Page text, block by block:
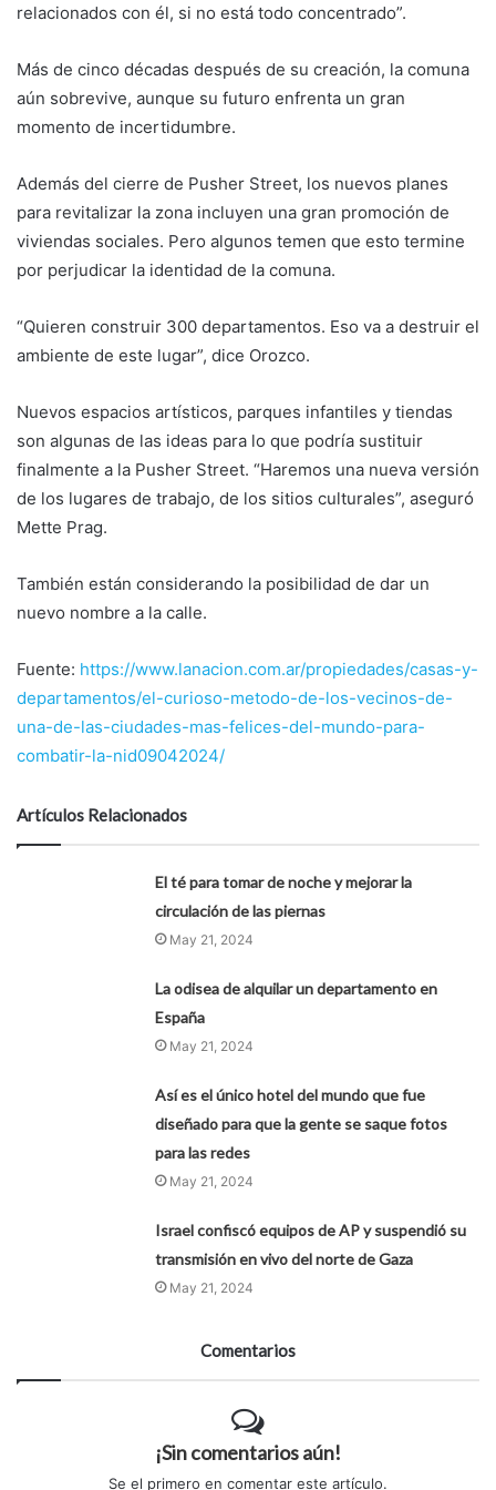
relacionados con él, si no está todo concentrado”.
Más de cinco décadas después de su creación, la comuna
aún sobrevive, aunque su futuro enfrenta un gran
momento de incertidumbre.
Además del cierre de Pusher Street, los nuevos planes
para revitalizar la zona incluyen una gran promoción de
viviendas sociales. Pero algunos temen que esto termine
por perjudicar la identidad de la comuna.
“Quieren construir 300 departamentos. Eso va a destruir el
ambiente de este lugar”, dice Orozco.
Nuevos espacios artísticos, parques infantiles y tiendas
son algunas de las ideas para lo que podría sustituir
finalmente a la Pusher Street. “Haremos una nueva versión
de los lugares de trabajo, de los sitios culturales”, aseguró
Mette Prag.
También están considerando la posibilidad de dar un
nuevo nombre a la calle.
Fuente: https://www.lanacion.com.ar/propiedades/casas-y-
departamentos/el-curioso-metodo-de-los-vecinos-de-
una-de-las-ciudades-mas-felices-del-mundo-para-
combatir-la-nid09042024/
Artículos Relacionados
El té para tomar de noche y mejorar la
circulación de las piernas
May 21, 2024
La odisea de alquilar un departamento en
España
May 21, 2024
Así es el único hotel del mundo que fue
diseñado para que la gente se saque fotos
para las redes
May 21, 2024
Israel confiscó equipos de AP y suspendió su
transmisión en vivo del norte de Gaza
May 21, 2024
Comentarios
¡Sin comentarios aún!
Se el primero en comentar este artículo.